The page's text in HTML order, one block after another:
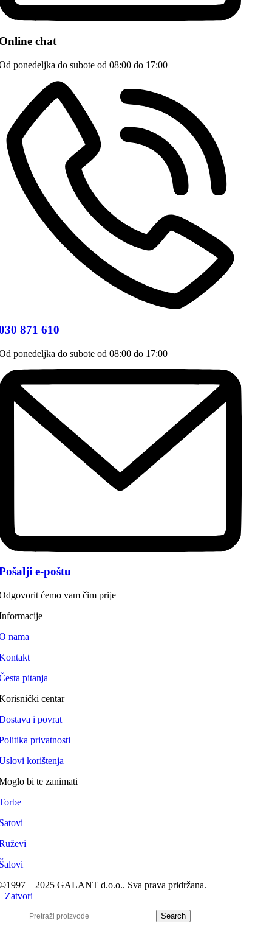
chat
ponedeljka do subote od 08:00 do 17:00
871 610
ponedeljka do subote od 08:00 do 17:00
e-poštu
ćemo vam čim prije
nama
pitanja
centar
i povrat
privatnosti
korištenja
bi te zanimati
– 2025 GALANT d.o.o.. Sva prava pridržana.
Zatvori
Search